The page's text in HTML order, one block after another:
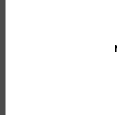
effectuées pour
conformément à
notamment aux
le cas échéant
compte tenu de
informations à sa